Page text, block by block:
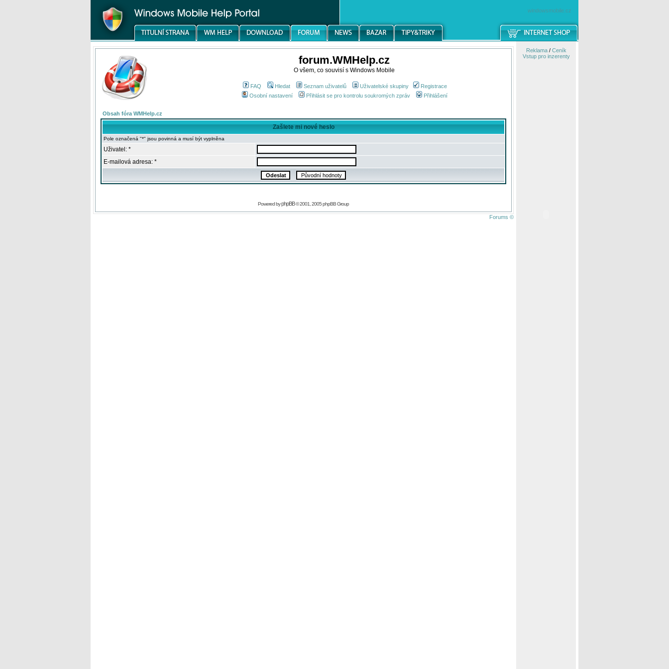
windowsmobile.cz
forum.WMHelp.cz
O všem, co souvisí s Windows Mobile
FAQ Hledat Seznam uživatelů Uživatelské skupiny
Registrace
Osobní nastavení
Přihlásit se pro kontrolu soukromých zpráv Přihlášení
Obsah fóra WMHelp.cz
Zašlete mi nové heslo
Pole označená "*" jsou povinná a musí být vyplněna
Uživatel: *
E-mailová adresa: *
Powered byphpBB© 2001, 2005 phpBB Group
Forums ©
Reklama/ Ceník
Vstup pro inzerenty